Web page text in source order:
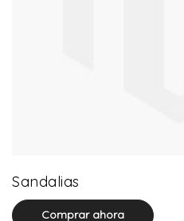
Sandalias
Comprar ahora